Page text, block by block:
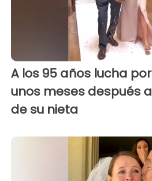
A los 95 años lucha
unos meses después
de su nieta